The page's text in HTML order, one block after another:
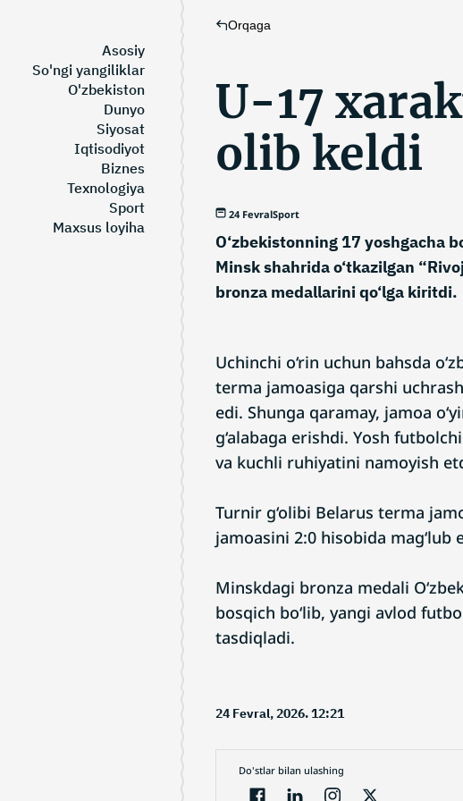
Asosiy
So'ngi yangiliklar
O'zbekiston
Dunyo
Siyosat
Iqtisodiyot
Biznes
Texnologiya
Sport
Maxsus loyiha
Orqaga
U-17
olib keldi
24 FevralSport
O‘zbekistonning 17 yoshgacha
Minsk shahrida o‘tkazilgan
bronza medallarini qo‘lga kiritdi.
Uchinchi o‘rin uchun bahsda
terma jamoasiga qarshi
edi. Shunga qaramay, jamoa
g‘alabaga erishdi. Yosh
va kuchli ruhiyatini namoyish
Turnir g‘olibi Belarus terma
jamoasini 2:0 hisobida mag‘lub
Minskdagi bronza medali
bosqich bo‘lib, yangi avlod
tasdiqladi.
24 Fevral, 2026. 12:21
Do'stlar bilan ulashing